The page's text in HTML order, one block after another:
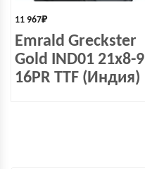
11 967₽
Emrald Greckster
Gold IND01 21x8-9
16PR TTF (Индия)